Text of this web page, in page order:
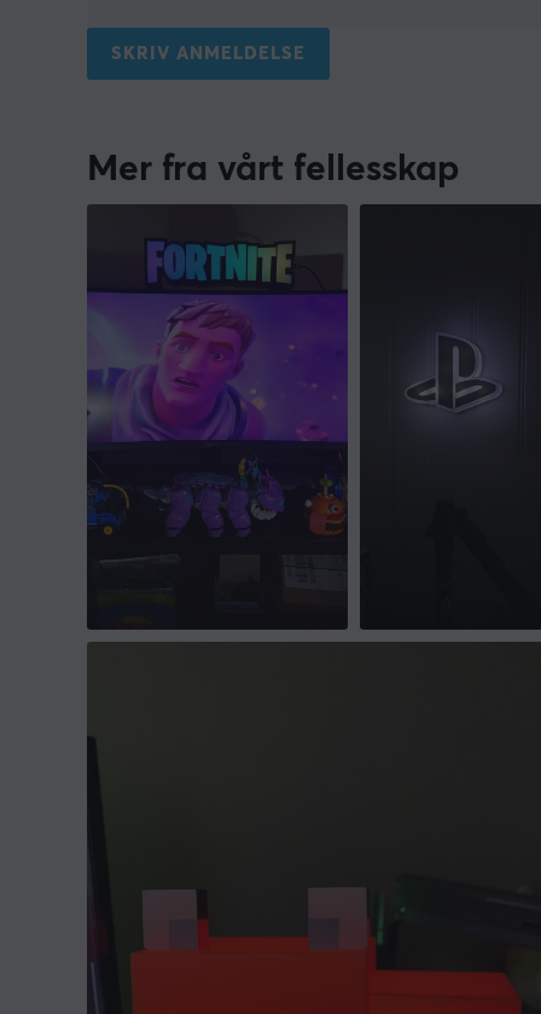
SKRIV ANMELDELSE
Mer fra vårt fellesskap